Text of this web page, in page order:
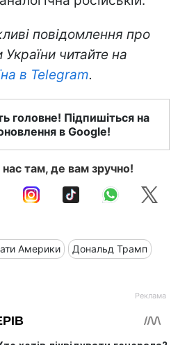
повідомлення про
України читайте на
в Telegram.
головне! Підпишіться на
в Google!
там, де вам зручно!
Америки Дональд Трамп